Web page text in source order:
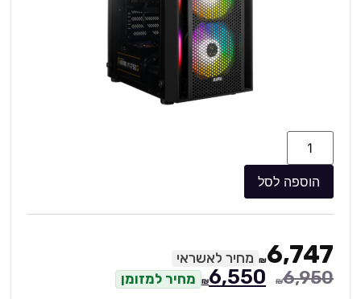
הוספה לסל
₪6,747 מחיר לאשראי
₪6,950
₪6,550 מחיר למזומן